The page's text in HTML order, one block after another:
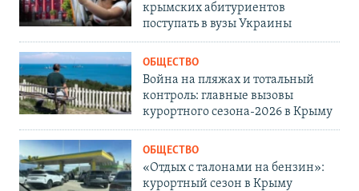
крымских абитуриентов
поступать в вузы Украины
ОБЩЕСТВО
Война на пляжах и тотальный
контроль: главные вызовы
курортного сезона-2026 в Крыму
ОБЩЕСТВО
«Отдых с талонами на бензин»:
курортный сезон в Крыму